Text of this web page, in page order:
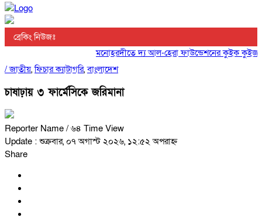
ব্রেকিং নিউজঃ
মনোহরদীতে দ্য আল-হেরা ফাউন্ডেশনের কুইক কুইজ
/জাতীয়,ফিচার ক্যাটাগরি,বাংলাদেশ
চাষাঢ়ায় ৩ ফার্মেসিকে জরিমানা
Reporter Name / ৬৪ Time View
Update : শুক্রবার, ০৭ অগাস্ট ২০২৬, ১২:৫২ অপরাহ্ন
Share